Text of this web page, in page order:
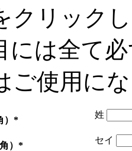
クリック
は全て
ご使用に
*
姓
） *
セイ